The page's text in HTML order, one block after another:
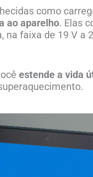
como
ao aparelho. Elas
na faixa de 19 V
estende a vida